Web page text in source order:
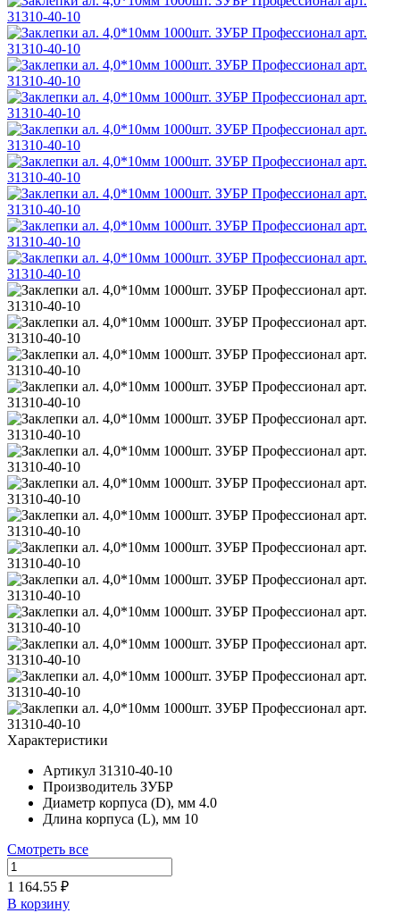
Характеристики
Артикул 31310-40-10
Производитель ЗУБР
Диаметр корпуса (D), мм 4.0
Длина корпуса (L), мм 10
Смотреть все
1 164.55 ₽
В корзину